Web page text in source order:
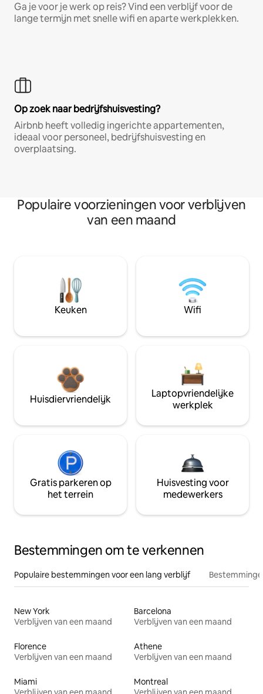
Ga je voor je werk op reis? Vind een verblijf voor de
lange termijn met snelle wifi en aparte werkplekken.
Op zoek naar bedrijfshuisvesting?
Airbnb heeft volledig ingerichte appartementen,
ideaal voor personeel, bedrijfshuisvesting en
overplaatsing.
Populaire voorzieningen voor verblijven
van een maand
Keuken Wifi
Huisdiervriendelijk
Laptopvriendelijke
werkplek
Gratis parkeren op
het terrein
Huisvesting voor
medewerkers
Bestemmingen om te verkennen
Populaire bestemmingen voor een lang verblijf
New York
Verblijven van een maand
Barcelona
Verblijven van een maand
Florence
Verblijven van een maand
Athene
Verblijven van een maand
Miami
Montreal